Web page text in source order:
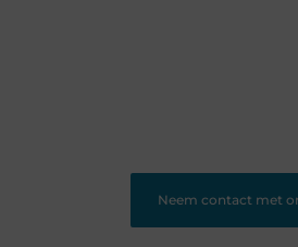
Neem contact met